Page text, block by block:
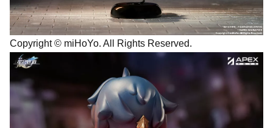
Copyright © miHoYo. All Rights Reserved.